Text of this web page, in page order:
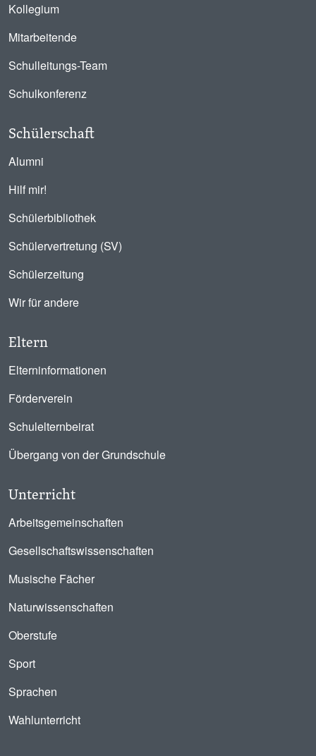
Kollegium
Mitarbeitende
Schulleitungs-Team
Schulkonferenz
Schülerschaft
Alumni
Hilf mir!
Schülerbibliothek
Schülervertretung (SV)
Schülerzeitung
Wir für andere
Eltern
Elterninformationen
Förderverein
Schulelternbeirat
Übergang von der Grundschule
Unterricht
Arbeitsgemeinschaften
Gesellschaftswissenschaften
Musische Fächer
Naturwissenschaften
Oberstufe
Sport
Sprachen
Wahlunterricht